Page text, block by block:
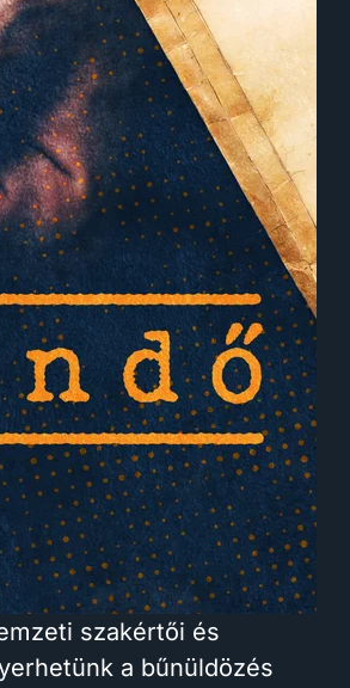
szakértői és
a bűnüldözés